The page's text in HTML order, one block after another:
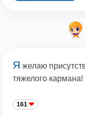
Я желаю
тяжелого кармана!
161